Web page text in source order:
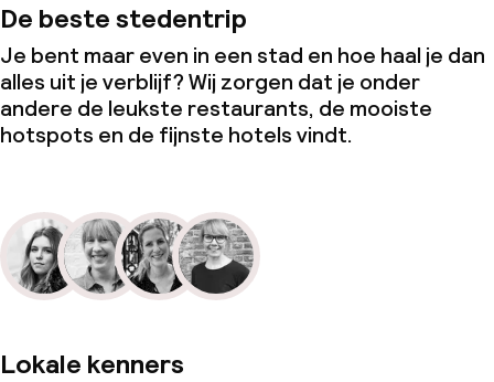
Borg bij aankomst
Overal rookvrij
Kleine huisdieren toegestaan (minder
Uitsluitend volwassenen
De beste stedentrip
Je bent maar even in een stad en hoe haal je dan
alles uit je verblijf? Wij zorgen dat je onder
andere de leukste restaurants, de mooiste
hotspots en de fijnste hotels vindt.
Lokale kenners